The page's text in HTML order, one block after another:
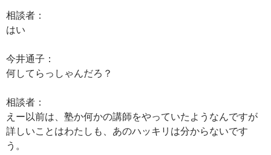
相談者：
はい
今井通子：
何してらっしゃんだろ？
相談者：
えー以前は、塾か何かの講師をやっていたようなんですが
詳しいことはわたしも、あのハッキリは分からないです
う。